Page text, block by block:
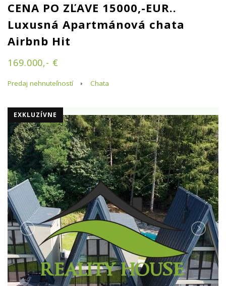
CENA PO ZĽAVE 15000,-EUR..
Luxusná Apartmánová chata
Airbnb Hit
169.000,- €
Predaj nehnuteľností Chata
EXKLUZÍVNE